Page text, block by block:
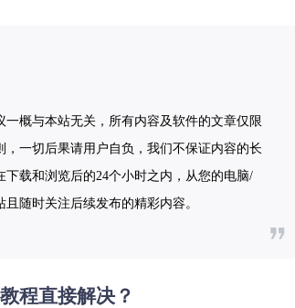
概与本站无关，所有内容及软件的文章仅限
一切后果请用户自负，我们不保证内容的长
载和浏览后的24个小时之内，从您的电脑/
随时关注后续发布的精彩内容。
程直接解决？